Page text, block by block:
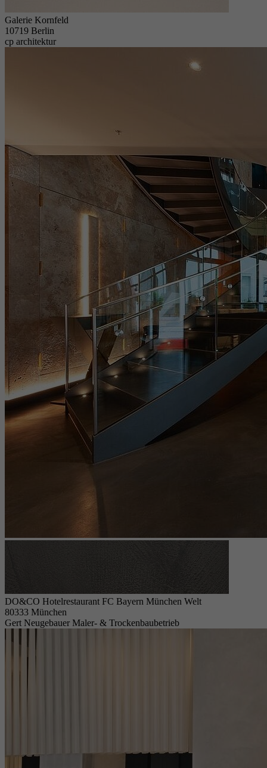
Galerie Kornfeld
10719 Berlin
cp architektur
DO&CO Hotelrestaurant FC Bayern München Welt
80333 München
Gert Neugebauer Maler- & Trockenbaubetrieb